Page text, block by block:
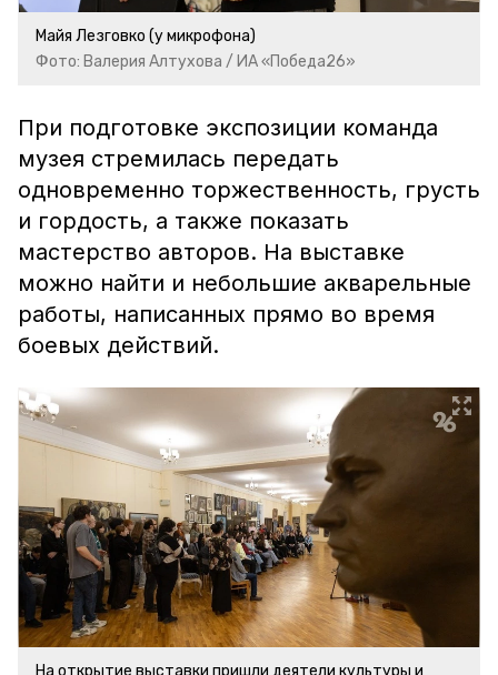
Майя Лезговко (у микрофона)
Фото: Валерия Алтухова / ИА «Победа26»
При подготовке экспозиции команда
музея стремилась передать
одновременно торжественность, грусть
и гордость, а также показать
мастерство авторов. На выставке
можно найти и небольшие акварельные
работы, написанных прямо во время
боевых действий.
На открытие выставки пришли деятели культуры и